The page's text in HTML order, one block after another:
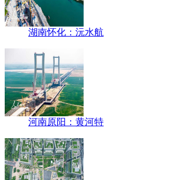
湖南怀化：沅水航
河南原阳：黄河特